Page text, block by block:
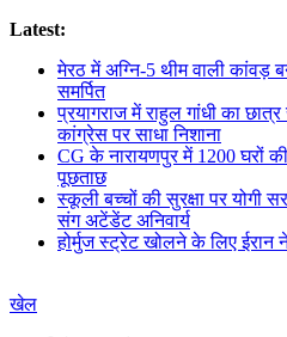
Latest:
मेरठ में अग्नि-5 थीम वाली कांवड़
समर्पित
प्रयागराज में राहुल गांधी का
कांग्रेस पर साधा निशाना
CG के नारायणपुर में 1200 घरों
पूछताछ
स्कूली बच्चों की सुरक्षा पर
संग अटेंडेंट अनिवार्य
होर्मुज स्ट्रेट खोलने के लिए ईरान
खेल